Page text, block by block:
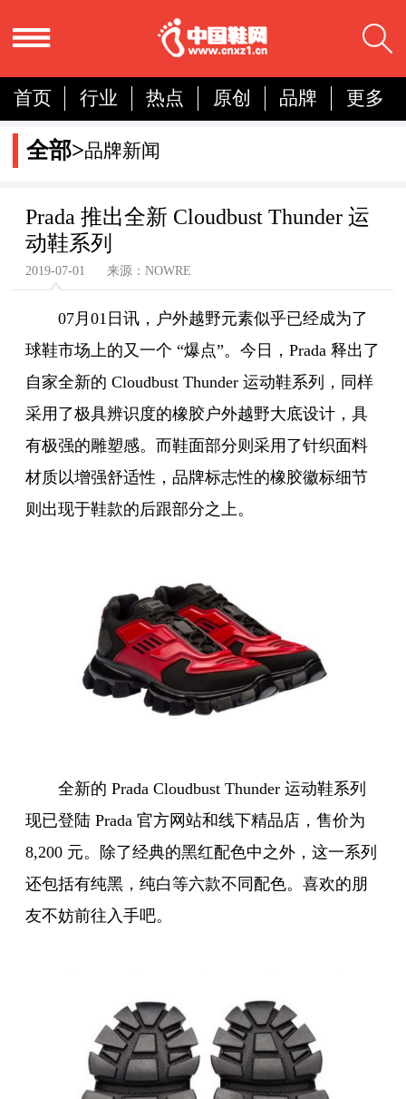
首页 行业 热点 原创 品牌
更多
国内
国际
分析
全部>品牌新闻
Prada 推出全新 Cloudbust Thunder 运
动鞋系列
2019-07-01 来源：NOWRE
07月01日讯， 户外越野元素似乎已经成为了
球鞋市场上的又一个 “爆点”。今日，Prada 释出了
自家全新的 Cloudbust Thunder 运动鞋系列，同样
采用了极具辨识度的橡胶户外越野大底设计，具
有极强的雕塑感。而鞋面部分则采用了针织面料
材质以增强舒适性，品牌标志性的橡胶徽标细节
则出现于鞋款的后跟部分之上。
全新的 Prada Cloudbust Thunder 运动鞋系列
现已登陆 Prada 官方网站和线下精品店，售价为
8,200 元。除了经典的黑红配色中之外，这一系列
还包括有纯黑，纯白等六款不同配色。喜欢的朋
友不妨前往入手吧。